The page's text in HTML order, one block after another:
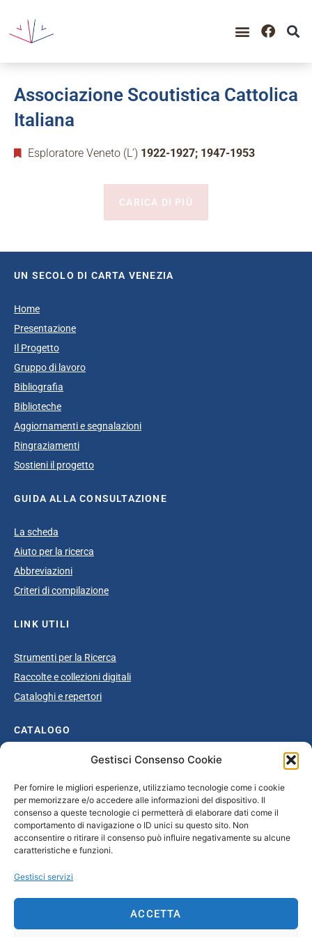
Gestisci Consenso Cookie
Per fornire le migliori esperienze, utilizziamo tecnologie come i cookie
per memorizzare e/o accedere alle informazioni del dispositivo. Il
consenso a queste tecnologie ci permetterà di elaborare dati come il
comportamento di navigazione o ID unici su questo sito. Non
acconsentire o ritirare il consenso può influire negativamente su alcune
caratteristiche e funzioni.
Gestisci servizi
ACCETTA
Associazione Scoutistica Cattolica
Italiana
Esploratore Veneto (L’) 1922-1927; 1947-1953
CARICA DI PIÙ
UN SECOLO DI CARTA VENEZIA
Home
Presentazione
Il Progetto
Gruppo di lavoro
Bibliografia
Biblioteche
Aggiornamenti e segnalazioni
Ringraziamenti
Sostieni il progetto
GUIDA ALLA CONSULTAZIONE
La scheda
Aiuto per la ricerca
Abbreviazioni
Criteri di compilazione
LINK UTILI
Strumenti per la Ricerca
Raccolte e collezioni digitali
Cataloghi e repertori
CATALOGO
Catalogo completo
Ottocento
Età giolittiana
Grande Guerra e dopoguerra
Fascismo
Secondo dopoguerra / Età repubblicana